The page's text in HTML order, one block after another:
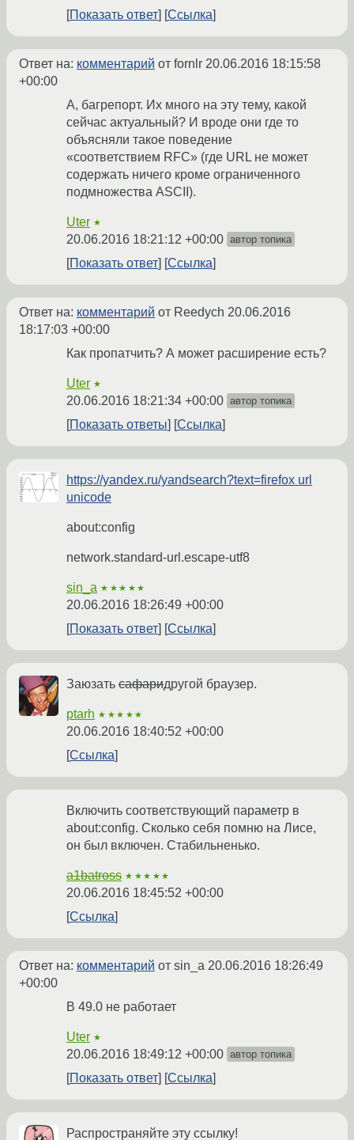
Показать ответ
Ссылка
Ответ на: комментарий от fornlr 20.06.2016 18:15:58
+00:00
А, багрепорт. Их много на эту тему, какой
сейчас актуальный? И вроде они где то
объясняли такое поведение
«соответствием RFC» (где URL не может
содержать ничего кроме ограниченного
подмножества ASCII).
Uter ★
20.06.2016 18:21:12 +00:00 автор топика
Показать ответ Ссылка
Ответ на: комментарий от Reedych 20.06.2016
18:17:03 +00:00
Как пропатчить? А может расширение есть?
Uter ★
20.06.2016 18:21:34 +00:00 автор топика
Показать ответы Ссылка
https://yandex.ru/yandsearch?text=firefox url
unicode
about:config
network.standard-url.escape-utf8
sin_a ★★★★★
20.06.2016 18:26:49 +00:00
Показать ответ
Ссылка
Заюзать сафаридругой браузер.
ptarh ★★★★★
20.06.2016 18:40:52 +00:00
Ссылка
Включить соответствующий параметр в
about:config. Сколько себя помню на Лисе,
он был включен. Стабильненько.
a1batross ★★★★★
20.06.2016 18:45:52 +00:00
Ссылка
Ответ на: комментарий от sin_a 20.06.2016 18:26:49
+00:00
В 49.0 не работает
Uter ★
20.06.2016 18:49:12 +00:00 автор топика
Показать ответ Ссылка
Распространяйте эту ссылку!